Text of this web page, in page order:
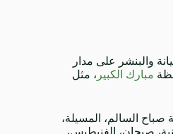
والبنشر على مدار
مبارك الكبير ، مثل
صباح السالم، المسيلة،
صبحان، الفنيطيس،